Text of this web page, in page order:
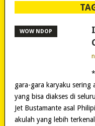
WOW NDOP
gara-gara karyaku sering
yang bisa diakses di
Jet Bustamante asal
akulah yang lebih